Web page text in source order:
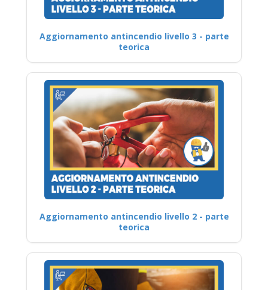
Aggiornamento antincendio livello 3 - parte
teorica
Aggiornamento antincendio livello 2 - parte
teorica